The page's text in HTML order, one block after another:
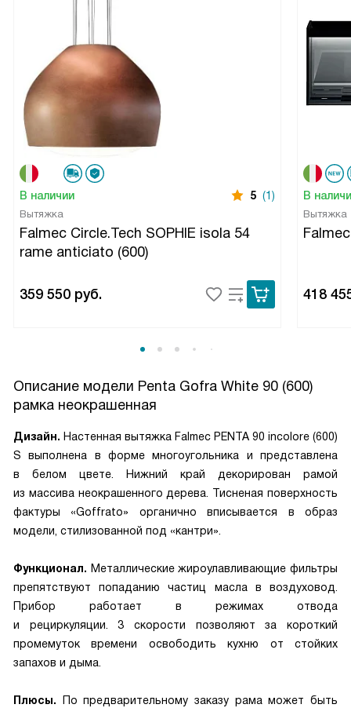
В наличии 5 (1)
Вытяжка
Falmec Circle.Tech SOPHIE isola 54
rame anticiato (600)
359 550 руб.
В
Вытяжка
418
Описание модели Penta Gofra White 90 (600)
рамка неокрашенная
Дизайн. Настенная вытяжка Falmec PENTA 90 incolore (600)
S выполнена в форме многоугольника и представлена
в белом цвете. Нижний край декорирован рамой
из массива неокрашенного дерева. Тисненая поверхность
фактуры «Goffrato» органично вписывается в образ
модели, стилизованной под «кантри».
Функционал. Металлические жироулавливающие фильтры
препятствуют попаданию частиц масла в воздуховод.
Прибор работает в режимах отвода
и рециркуляции. 3 скорости позволяют за короткий
промемуток времени освободить кухню от стойких
запахов и дыма.
Плюсы.
По предварительному заказу рама может быть